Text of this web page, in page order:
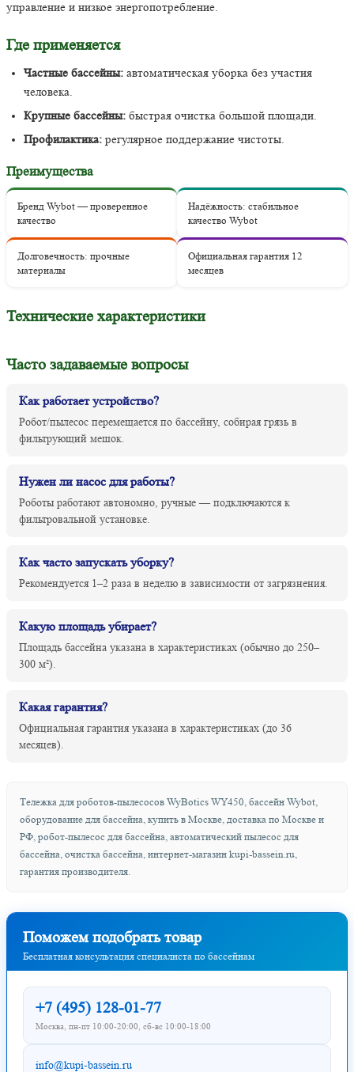
управление и низкое энергопотребление.
Где применяется
Частные бассейны: автоматическая уборка без участия
человека.
Крупные бассейны: быстрая очистка большой площади.
Профилактика: регулярное поддержание чистоты.
Преимущества
Бренд Wybot — проверенное
качество
Надёжность: стабильное
качество Wybot
Долговечность: прочные
материалы
Официальная гарантия 12
месяцев
Технические характеристики
Часто задаваемые вопросы
Как работает устройство?
Робот/пылесос перемещается по бассейну, собирая грязь в
фильтрующий мешок.
Нужен ли насос для работы?
Роботы работают автономно, ручные — подключаются к
фильтровальной установке.
Как часто запускать уборку?
Рекомендуется 1–2 раза в неделю в зависимости от загрязнения.
Какую площадь убирает?
Площадь бассейна указана в характеристиках (обычно до 250–
300 м²).
Какая гарантия?
Официальная гарантия указана в характеристиках (до 36
месяцев).
Тележка для роботов-пылесосов WyBotics WY450, бассейн Wybot,
оборудование для бассейна, купить в Москве, доставка по Москве и
РФ, робот-пылесос для бассейна, автоматический пылесос для
бассейна, очистка бассейна, интернет-магазин kupi-bassein.ru,
гарантия производителя.
Поможем подобрать товар
Бесплатная консультация специалиста по бассейнам
+7 (495) 128-01-77
Москва, пн-пт 10:00-20:00, сб-вс 10:00-18:00
info@kupi-bassein.ru